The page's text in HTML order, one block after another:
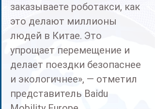
заказываете роботакси, как
это делают миллионы
людей в Китае. Это
упрощает перемещение и
делает поездки безопаснее
и экологичнее», — отметил
представитель Baidu